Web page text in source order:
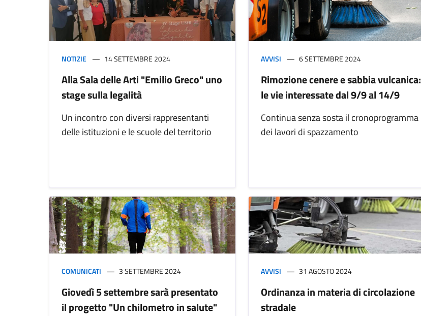
NOTIZIE 14 SETTEMBRE 2024
Alla Sala delle Arti "Emilio Greco" uno
stage sulla legalità
Un incontro con diversi rappresentanti
delle istituzioni e le scuole del territorio
AVVISI 6 SETTEMBRE 2024
Rimozione cenere e sabbia vulcanica:
le vie interessate dal 9/9 al 14/9
Continua senza sosta il cronoprogramma
dei lavori di spazzamento
COMUNICATI 3 SETTEMBRE 2024
Giovedì 5 settembre sarà presentato
il progetto "Un chilometro in salute"
AVVISI 31 AGOSTO 2024
Ordinanza in materia di circolazione
stradale